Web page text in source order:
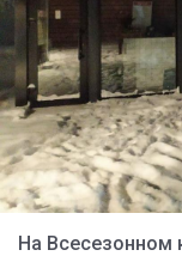
На Всесезонном